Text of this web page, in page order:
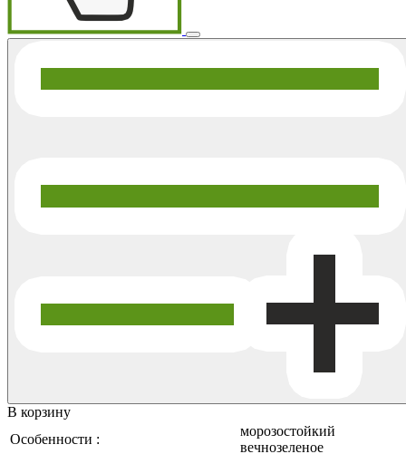
В корзину
Особенности :
морозостойкий
вечнозеленое